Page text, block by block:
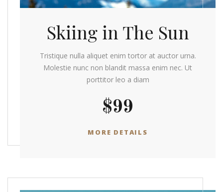
Skiing in The Sun
Tristique nulla aliquet enim tortor at auctor urna.
Molestie nunc non blandit massa enim nec. Ut
porttitor leo a diam
$99
MORE DETAILS